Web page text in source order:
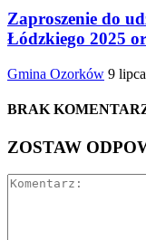
Zaproszenie do
Łódzkiego 2025
Gmina Ozorków 9
BRAK
ZOSTAW